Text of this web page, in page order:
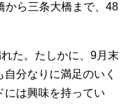
から三条大橋まで、48
た。たしかに、9月末
分なりに満足のいく
には興味を持ってい